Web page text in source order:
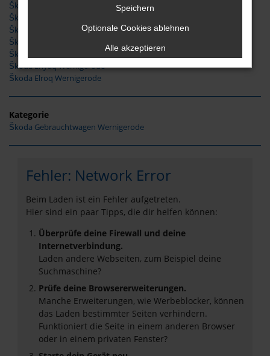
Škoda Kodiaq Wernigerode
Škoda Octavia Wernigerode
Škoda Superb Wernigerode
Škoda Kamiq Wernigerode
Škoda Scala Wernigerode
Škoda Enyaq Wernigerode
Škoda Elroq Wernigerode
Kategorie
Škoda Gebrauchtwagen Wernigerode
Fehler: Network Error
Beim Laden ist ein Fehler aufgetreten.
Hier sind ein paar Tipps, die dir helfen können:
Überprüfe deine Firewall und deine
Internetverbindung.
Laden andere Webseiten, zum Beispiel deine
Suchmaschine?
Prüfe deine Browsererweiterungen.
Manche Erweiterungen, wie Werbeblocker, können
das Laden bestimmter Seiten verhindern.
Funktioniert die Seite in einem anderen Browser
oder in einem privaten Fenster?
Speichern
Optionale Cookies ablehnen
Alle akzeptieren